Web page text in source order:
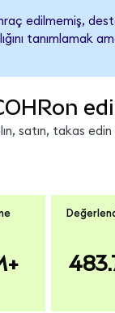
edilmemiş,
tanımlamak
satın, takas